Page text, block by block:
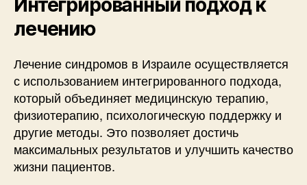
Интегрированный подход к
лечению
Лечение синдромов в Израиле осуществляется
с использованием интегрированного подхода,
который объединяет медицинскую терапию,
физиотерапию, психологическую поддержку и
другие методы. Это позволяет достичь
максимальных результатов и улучшить качество
жизни пациентов.